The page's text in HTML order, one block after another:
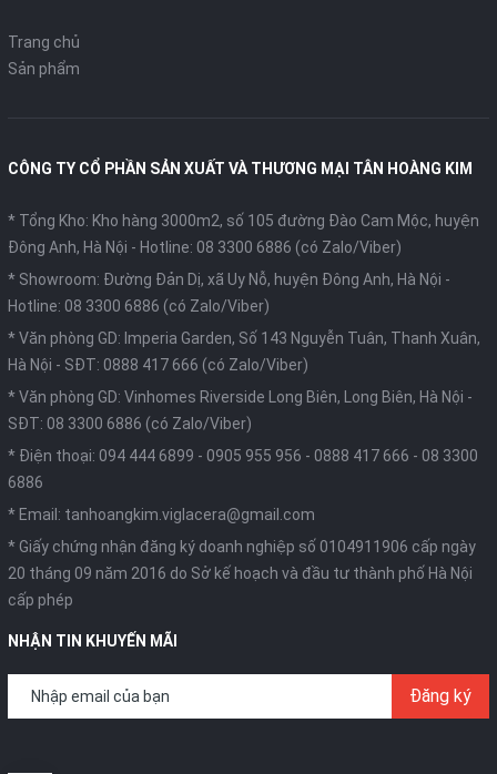
Trang chủ
Sản phẩm
CÔNG TY CỔ PHẦN SẢN XUẤT VÀ THƯƠNG MẠI TÂN HOÀNG KIM
* Tổng Kho: Kho hàng 3000m2, số 105 đường Đào Cam Mộc, huyện
Đông Anh, Hà Nội - Hotline: 08 3300 6886 (có Zalo/Viber)
* Showroom: Đường Đản Dị, xã Uy Nỗ, huyện Đông Anh, Hà Nội -
Hotline: 08 3300 6886 (có Zalo/Viber)
* Văn phòng GD: Imperia Garden, Số 143 Nguyễn Tuân, Thanh Xuân,
Hà Nội - SĐT: 0888 417 666 (có Zalo/Viber)
* Văn phòng GD: Vinhomes Riverside Long Biên, Long Biên, Hà Nội -
SĐT: 08 3300 6886 (có Zalo/Viber)
* Điện thoại: 094 444 6899 - 0905 955 956 - 0888 417 666 - 08 3300
6886
* Email: tanhoangkim.viglacera@gmail.com
* Giấy chứng nhận đăng ký doanh nghiệp số 0104911906 cấp ngày
20 tháng 09 năm 2016 do Sở kế hoạch và đầu tư thành phố Hà Nội
cấp phép
NHẬN TIN KHUYẾN MÃI
Đăng ký